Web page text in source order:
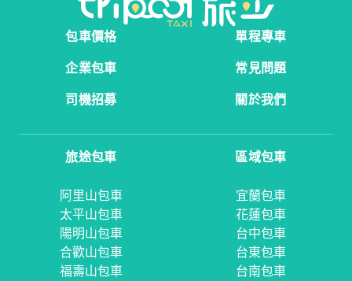
包車價格
單程專車
企業包車
常見問題
司機招募
關於我們
旅途包車
阿里山包車
太平山包車
陽明山包車
合歡山包車
福壽山包車
區域包車
宜蘭包車
花蓮包車
台中包車
台東包車
台南包車